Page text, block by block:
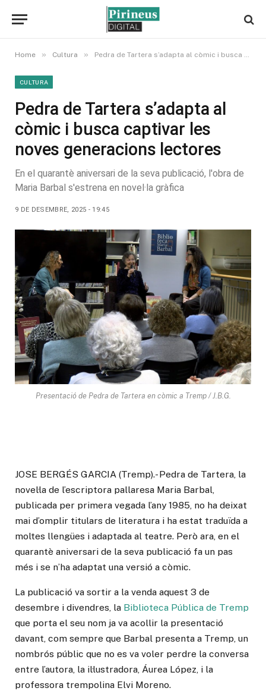
Home » Cultura » Pedra de Tartera s’adapta al còmic i busca captivar les noves generacions lectores
CULTURA
Pedra de Tartera s’adapta al
còmic i busca captivar les
noves generacions lectores
En el quarantè aniversari de la seva publicació, l'obra de
Maria Barbal s'estrena en novel·la gràfica
9 DE DESEMBRE, 2025 - 19:45
Presentació de Pedra de Tartera en còmic a Tremp / J.B.G.
JOSE BERGÉS GARCIA (Tremp).- Pedra de Tartera, la
novel·la de l’escriptora pallaresa Maria Barbal,
publicada per primera vegada l’any 1985, no ha deixat
mai d’omplir titulars de literatura i ha estat traduïda a
moltes llengües i adaptada al teatre. Però ara, en el
quarantè aniversari de la seva publicació fa un pas
més i se n’ha adaptat una versió a còmic.
La publicació va sortir a la venda aquest 3 de
desembre i divendres, la Biblioteca Pública de Tremp
que porta el seu nom ja va acollir la presentació
davant, com sempre que Barbal presenta a Tremp, un
nombrós públic que no es va voler perdre la conversa
entre l’autora, la il·lustradora, Áurea López, i la
professora trempolina Elvi Moreno.